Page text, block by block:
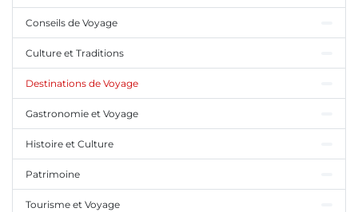
Conseils de Voyage
Culture et Traditions
Destinations de Voyage
Gastronomie et Voyage
Histoire et Culture
Patrimoine
Tourisme et Voyage